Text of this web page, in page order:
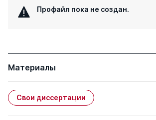
Профайл пока не создан.
Материалы
Свои диссертации